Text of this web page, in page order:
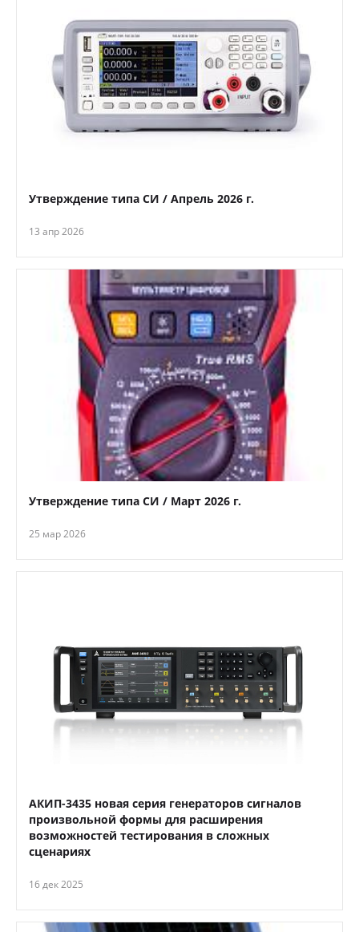
Утверждение типа СИ / Апрель 2026 г.
13 апр 2026
Утверждение типа СИ / Март 2026 г.
25 мар 2026
АКИП-3435 новая серия генераторов сигналов
произвольной формы для расширения
возможностей тестирования в сложных
сценариях
16 дек 2025